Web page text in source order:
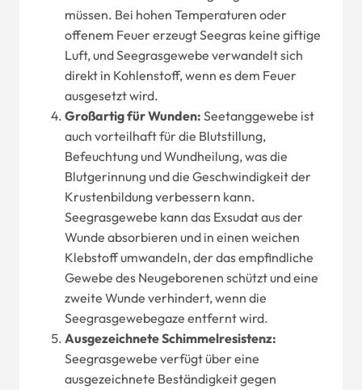
müssen. Bei hohen Temperaturen oder
offenem Feuer erzeugt Seegras keine giftige
Luft, und Seegrasgewebe verwandelt sich
direkt in Kohlenstoff, wenn es dem Feuer
ausgesetzt wird.
Großartig für Wunden: Seetanggewebe ist
auch vorteilhaft für die Blutstillung,
Befeuchtung und Wundheilung, was die
Blutgerinnung und die Geschwindigkeit der
Krustenbildung verbessern kann.
Seegrasgewebe kann das Exsudat aus der
Wunde absorbieren und in einen weichen
Klebstoff umwandeln, der das empfindliche
Gewebe des Neugeborenen schützt und eine
zweite Wunde verhindert, wenn die
Seegrasgewebegaze entfernt wird.
Ausgezeichnete Schimmelresistenz:
Seegrasgewebe verfügt über eine
ausgezeichnete Beständigkeit gegen